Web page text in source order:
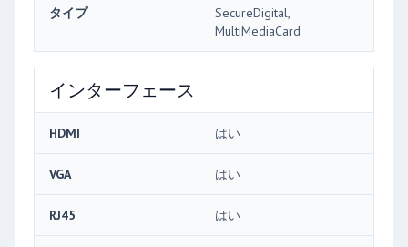
タイプ
SecureDigital,
MultiMediaCard
インターフェース
HDMI はい
VGA はい
RJ45 はい